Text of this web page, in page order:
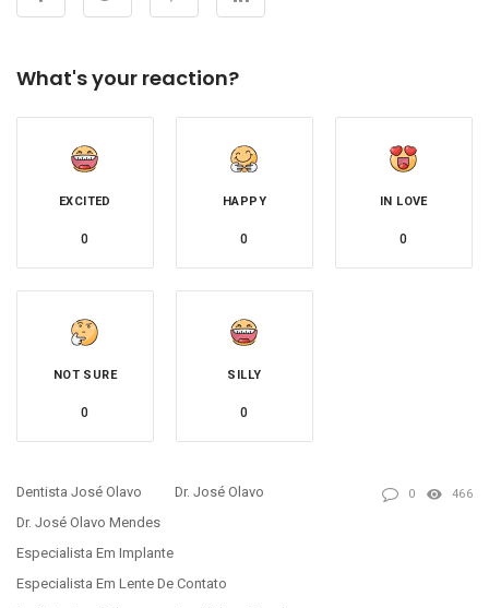
What's your reaction?
EXCITED
0
HAPPY
0
IN LOVE
0
NOT SURE
0
SILLY
0
Dentista José Olavo
Dr. José Olavo
Dr. José Olavo Mendes
Especialista Em Implante
Especialista Em Lente De Contato
0 466